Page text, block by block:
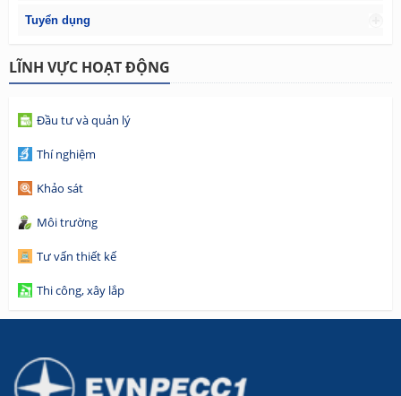
Tuyển dụng
LĨNH VỰC HOẠT ĐỘNG
Đầu tư và quản lý
Thí nghiệm
Khảo sát
Môi trường
Tư vấn thiết kế
Thi công, xây lắp